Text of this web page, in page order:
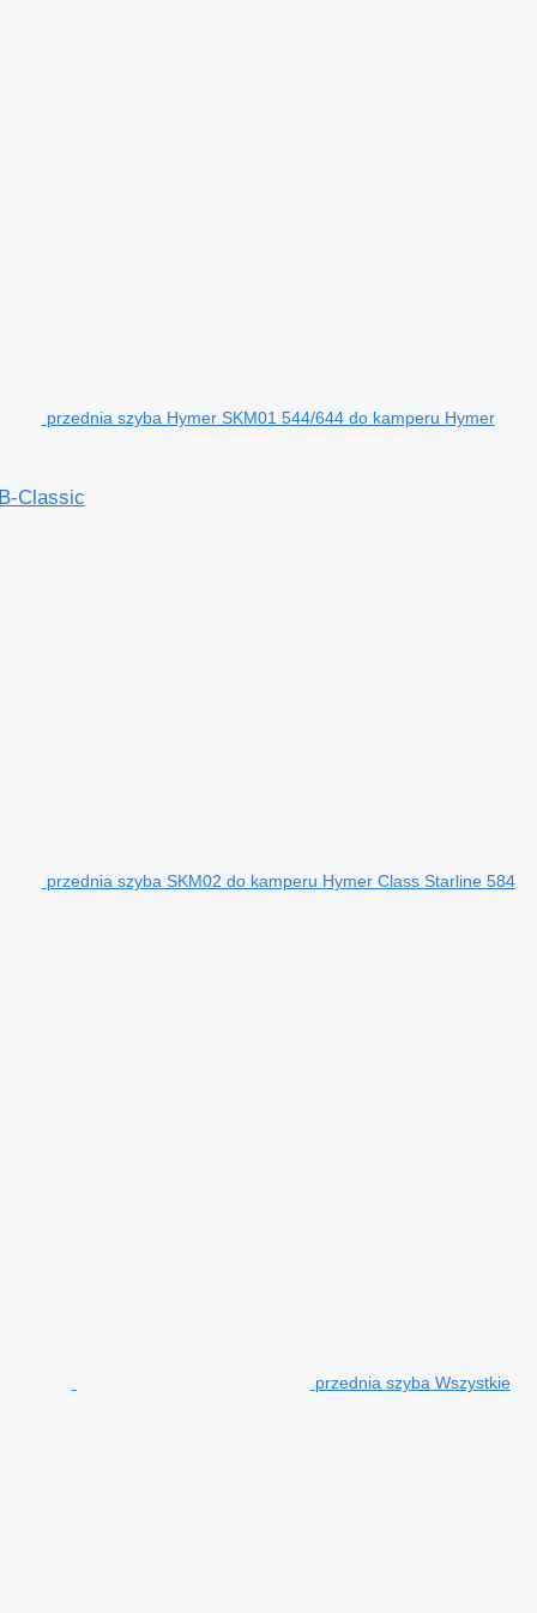
przednia szyba Hymer SKM01 544/644 do kamperu Hymer
Classic
przednia szyba SKM02 do kamperu Hymer Class Starline 584
przednia szyba Wszystkie